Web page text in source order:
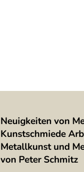
Neuigkeiten von
Kunstschmiede
Metallkunst und
von Peter Schmitz